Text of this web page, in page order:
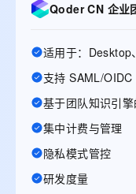
Qoder CN 企业
基于团队知识引擎
集中计费与管理
隐私模式管控
研发度量